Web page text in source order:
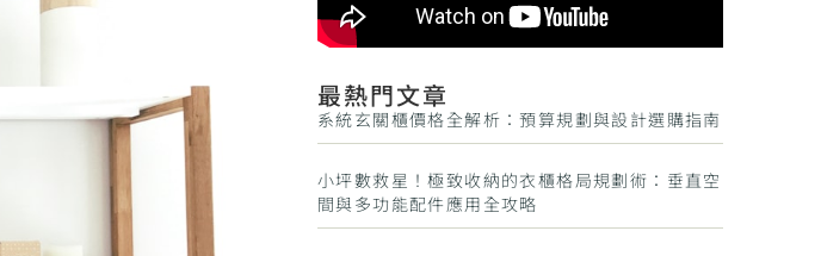
最熱門文章
系統玄關櫃價格全解析：預算規劃與設計選購指南
小坪數救星！極致收納的衣櫃格局規劃術：垂直空
間與多功能配件應用全攻略